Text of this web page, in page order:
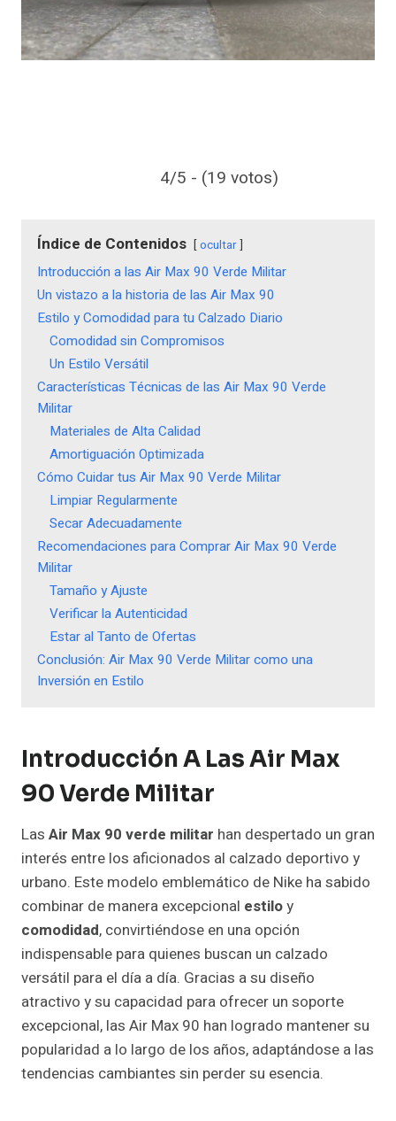
4/5 - (19 votos)
Índice de Contenidos ocultar
Introducción a las Air Max 90 Verde Militar
Un vistazo a la historia de las Air Max 90
Estilo y Comodidad para tu Calzado Diario
Comodidad sin Compromisos
Un Estilo Versátil
Características Técnicas de las Air Max 90 Verde
Militar
Materiales de Alta Calidad
Amortiguación Optimizada
Cómo Cuidar tus Air Max 90 Verde Militar
Limpiar Regularmente
Secar Adecuadamente
Recomendaciones para Comprar Air Max 90 Verde
Militar
Tamaño y Ajuste
Verificar la Autenticidad
Estar al Tanto de Ofertas
Conclusión: Air Max 90 Verde Militar como una
Inversión en Estilo
Introducción A Las Air Max
90 Verde Militar
Las Air Max 90 verde militar han despertado un gran
interés entre los aficionados al calzado deportivo y
urbano. Este modelo emblemático de Nike ha sabido
combinar de manera excepcional estiloy
comodidad, convirtiéndose en una opción
indispensable para quienes buscan un calzado
versátil para el día a día. Gracias a su diseño
atractivo y su capacidad para ofrecer un soporte
excepcional, las Air Max 90 han logrado mantener su
popularidad a lo largo de los años, adaptándose a las
tendencias cambiantes sin perder su esencia.